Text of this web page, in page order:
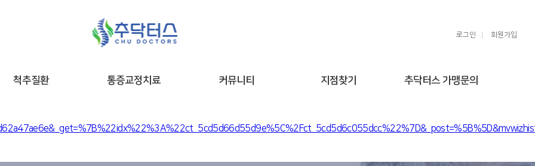
로그인 회원가입
척추질환 통증교정치료 커뮤니티 지점찾기 추닥터스 가맹문의